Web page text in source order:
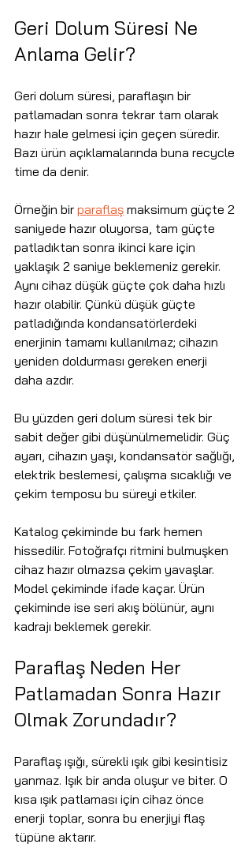
Geri Dolum Süresi Ne
Anlama Gelir?
Geri dolum süresi, paraflaşın bir
patlamadan sonra tekrar tam olarak
hazır hale gelmesi için geçen süredir.
Bazı ürün açıklamalarında buna recycle
time da denir.
Örneğin bir paraflaş maksimum güçte 2
saniyede hazır oluyorsa, tam güçte
patladıktan sonra ikinci kare için
yaklaşık 2 saniye beklemeniz gerekir.
Aynı cihaz düşük güçte çok daha hızlı
hazır olabilir. Çünkü düşük güçte
patladığında kondansatörlerdeki
enerjinin tamamı kullanılmaz; cihazın
yeniden doldurması gereken enerji
daha azdır.
Bu yüzden geri dolum süresi tek bir
sabit değer gibi düşünülmemelidir. Güç
ayarı, cihazın yaşı, kondansatör sağlığı,
elektrik beslemesi, çalışma sıcaklığı ve
çekim temposu bu süreyi etkiler.
Katalog çekiminde bu fark hemen
hissedilir. Fotoğrafçı ritmini bulmuşken
cihaz hazır olmazsa çekim yavaşlar.
Model çekiminde ifade kaçar. Ürün
çekiminde ise seri akış bölünür, aynı
kadrajı beklemek gerekir.
Paraflaş Neden Her
Patlamadan Sonra Hazır
Olmak Zorundadır?
Paraflaş ışığı, sürekli ışık gibi kesintisiz
yanmaz. Işık bir anda oluşur ve biter. O
kısa ışık patlaması için cihaz önce
enerji toplar, sonra bu enerjiyi flaş
tüpüne aktarır.